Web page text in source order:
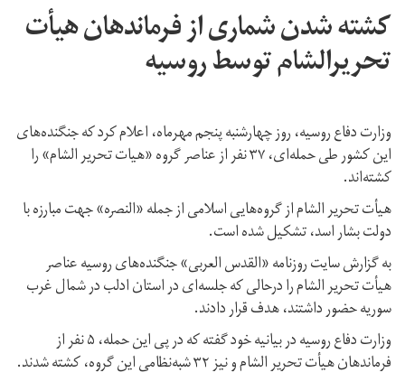
کشته شدن شماری از فرماندهان هیأت
تحریرالشام توسط روسیه
وزارت دفاع روسیه، روز چهارشنبه پنجم مهرماه، اعلام کرد که جنگنده‌های
این کشور طی حمله‌ای، ۳۷ نفر از عناصر گروه «هیات تحریر الشام» را
کشته‌اند.
هیأت تحریر الشام از گروه‌هایی اسلامی از جمله «النصره» جهت مبارزه با
دولت بشار اسد، تشکیل شده است.
به گزارش سایت روزنامه «القدس العربی» جنگنده‌های روسیه عناصر
هیأت تحریر الشام را درحالی که جلسه‌ای در استان ادلب در شمال غرب
سوریه حضور داشتند، هدف قرار دادند.
وزارت دفاع روسیه در بیانیه خود گفته که در پی این حمله، ۵ نفر از
فرماندهان هیأت تحریر الشام و نیز ۳۲ شبه‌نظامی این گروه، کشته شدند.